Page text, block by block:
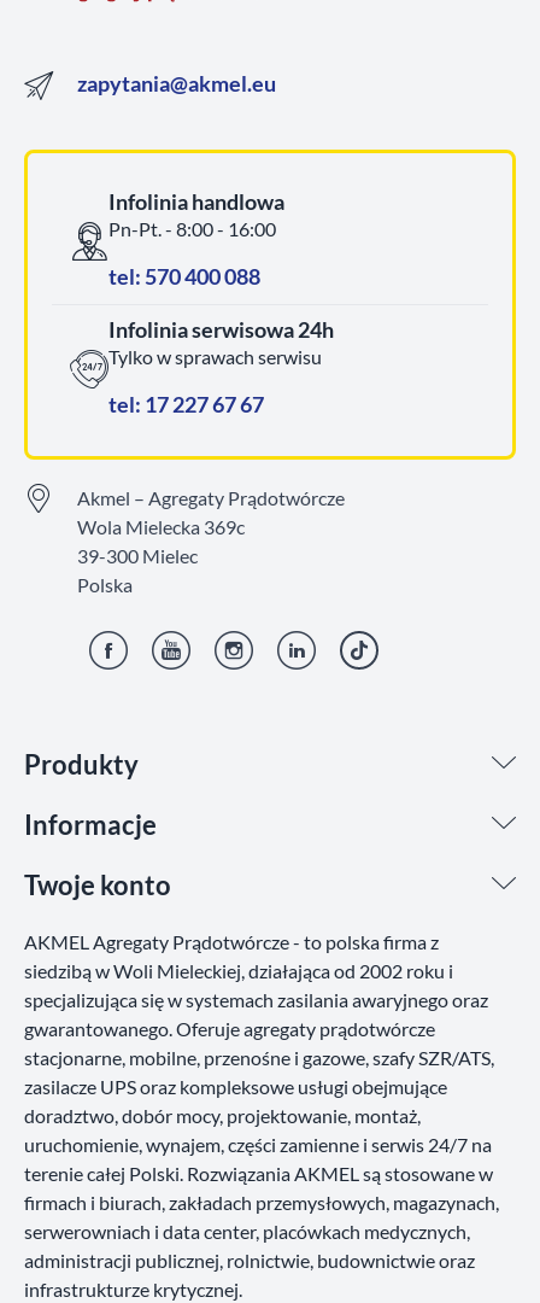
Produkty
Informacje
Twoje konto
zapytania@akmel.eu
Infolinia handlowa
Pn-Pt. - 8:00 - 16:00
tel: 570 400 088
Infolinia serwisowa 24h
Tylko w sprawach serwisu
tel: 17 227 67 67
Akmel – Agregaty Prądotwórcze
Wola Mielecka 369c
39-300 Mielec
Polska
AKMEL Agregaty Prądotwórcze - to polska firma z
siedzibą w Woli Mieleckiej, działająca od 2002 roku i
specjalizująca się w systemach zasilania awaryjnego oraz
gwarantowanego. Oferuje agregaty prądotwórcze
stacjonarne, mobilne, przenośne i gazowe, szafy SZR/ATS,
zasilacze UPS oraz kompleksowe usługi obejmujące
doradztwo, dobór mocy, projektowanie, montaż,
uruchomienie, wynajem, części zamienne i serwis 24/7 na
terenie całej Polski. Rozwiązania AKMEL są stosowane w
firmach i biurach, zakładach przemysłowych, magazynach,
serwerowniach i data center, placówkach medycznych,
administracji publicznej, rolnictwie, budownictwie oraz
infrastrukturze krytycznej.